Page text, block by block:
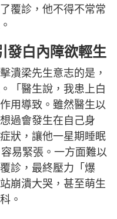
覆診，他不得不常常
發白內障欲輕生
潰梁先生意志的是，
「醫生說，我患上白
用導致。雖然醫生以
過會發生在自己身
狀，讓他一星期睡眠
易緊張。一方面難以
診，最終壓力「爆
崩潰大哭，甚至萌生
。